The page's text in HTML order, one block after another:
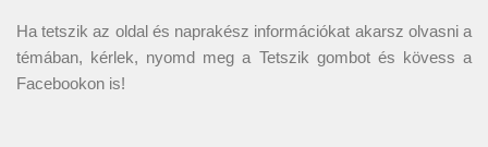
Ha tetszik az oldal és naprakész információkat akarsz olvasni a
témában, kérlek, nyomd meg a Tetszik gombot és kövess a
Facebookon is!